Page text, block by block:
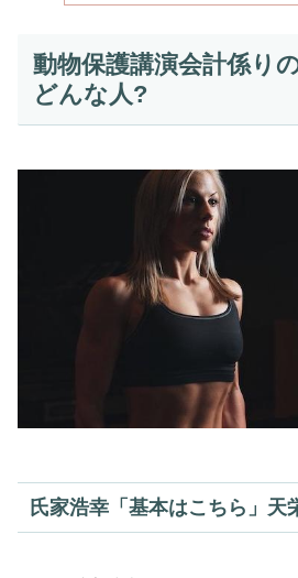
動物保護講演会計係り
どんな人?
氏家浩幸「基本はこちら」天